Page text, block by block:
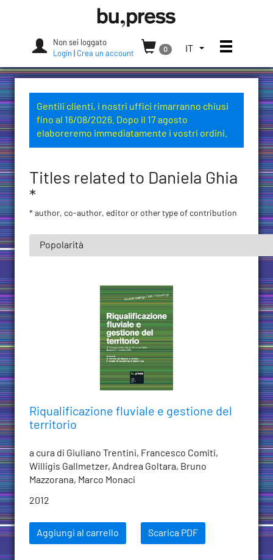
Press
Non sei loggato
Login
Crea un account
0
SELEZIONA
LINGUA.
ATTUALE:
(ITALIA)
IT Apri/
Gentili clienti, i nostri uffici rimarranno chiusi
fino al 16/08/2026. Dopo il 17 agosto
elaboreremo immediatamente i vostri ordini.
Titles related to Daniela Ghia
*
* author, co-author, editor or other type of contribution
Riqualificazione fluviale e gestione del
territorio
a cura di Giuliano Trentini, Francesco Comiti,
Willigis Gallmetzer, Andrea Goltara, Bruno
Mazzorana, Marco Monaci
2012
Aggiungi al carrello Scarica PDF